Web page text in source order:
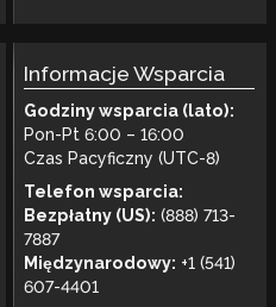
Informacje Wsparcia
Godziny wsparcia (lato):
Pon-Pt 6:00 – 16:00
Czas Pacyficzny (UTC-8)
Telefon wsparcia:
Bezpłatny (US): (888) 713-
7887
Międzynarodowy: +1 (541)
607-4401